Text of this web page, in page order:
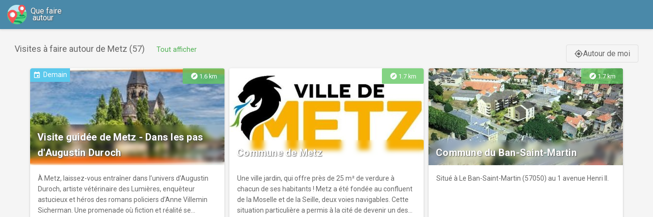
Que faire
autour
Visites à faire autour de Metz (57) Tout afficher gps_fixedAutour de moi
explore 1.6 km
event Demain
Visite guidée de Metz - Dans les pas
d'Augustin Duroch
À Metz, laissez-vous entraîner dans l’univers d’Augustin
Duroch, artiste vétérinaire des Lumières, enquêteur
astucieux et héros des romans policiers d’Anne Villemin
Sicherman. Une promenade où fiction et réalité se
explore 1.7 km
Commune de Metz
Une ville jardin, qui offre près de 25 m² de verdure à
chacun de ses habitants ! Metz a été fondée au confluent
de la Moselle et de la Seille, deux voies navigables. Cette
situation particulière a permis à la cité de devenir un des
explore 1.7 km
Commune du Ban-Saint-Martin
Situé à Le Ban-Saint-Martin (57050) au 1 avenue Henri II.